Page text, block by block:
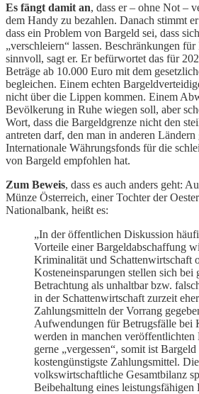
Es fängt damit an, dass er – ohne Not –
dem Handy zu bezahlen. Danach stimmt
dass ein Problem von Bargeld sei, dass
„verschleiern“ lassen. Beschränkungen
sinnvoll, sagt er. Er befürwortet das für
Beträge ab 10.000 Euro mit dem
begleichen. Einem echten
nicht über die Lippen kommen. Einem
Bevölkerung in Ruhe wiegen soll, aber
Wort, dass die Bargeldgrenze nicht den
antreten darf, den man in anderen Ländern
Internationale Währungsfonds für die
von Bargeld empfohlen hat.
Zum Beweis, dass es auch anders geht:
Münze Österreich, einer Tochter der
Nationalbank, heißt es:
„In der öffentlichen Diskussion
Vorteile einer Bargeldabschaffung
Kriminalität und Schattenwirtschaft
Kosteneinsparungen stellen sich bei
Betrachtung als unhaltbar bzw.
in der Schattenwirtschaft zurzeit
Zahlungsmitteln der Vorrang
Aufwendungen für Betrugsfälle bei
werden in manchen veröffentlichten
gerne „vergessen“, somit ist
kostengünstigste Zahlungsmittel. Die
volkswirtschaftliche Gesamtbilanz
Beibehaltung eines leistungsfähigen